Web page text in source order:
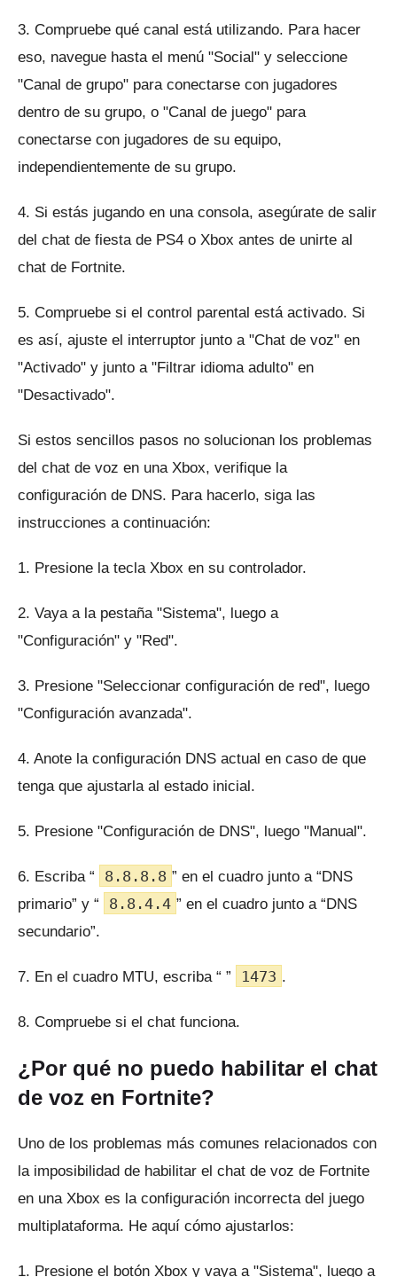
3. Compruebe qué canal está utilizando. Para hacer
eso, navegue hasta el menú "Social" y seleccione
"Canal de grupo" para conectarse con jugadores
dentro de su grupo, o "Canal de juego" para
conectarse con jugadores de su equipo,
independientemente de su grupo.
4. Si estás jugando en una consola, asegúrate de salir
del chat de fiesta de PS4 o Xbox antes de unirte al
chat de Fortnite.
5. Compruebe si el control parental está activado. Si
es así, ajuste el interruptor junto a "Chat de voz" en
"Activado" y junto a "Filtrar idioma adulto" en
"Desactivado".
Si estos sencillos pasos no solucionan los problemas
del chat de voz en una Xbox, verifique la
configuración de DNS. Para hacerlo, siga las
instrucciones a continuación:
1. Presione la tecla Xbox en su controlador.
2. Vaya a la pestaña "Sistema", luego a
"Configuración" y "Red".
3. Presione "Seleccionar configuración de red", luego
"Configuración avanzada".
4. Anote la configuración DNS actual en caso de que
tenga que ajustarla al estado inicial.
5. Presione "Configuración de DNS", luego "Manual".
6. Escriba “ 8.8.8.8 ” en el cuadro junto a “DNS
primario” y “
8.8.4.4 ” en el cuadro junto a “DNS
secundario”.
7. En el cuadro MTU, escriba “ ” 1473 .
8. Compruebe si el chat funciona.
¿Por qué no puedo habilitar el chat
de voz en Fortnite?
Uno de los problemas más comunes relacionados con
la imposibilidad de habilitar el chat de voz de Fortnite
en una Xbox es la configuración incorrecta del juego
multiplataforma. He aquí cómo ajustarlos:
1. Presione el botón Xbox y vaya a "Sistema", luego a